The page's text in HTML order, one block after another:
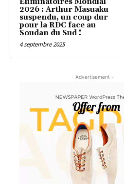
2026 : Arthur Masuaku
suspendu, un coup dur
pour la RDC face au
Soudan du Sud !
4 septembre 2025
- Advertisement -